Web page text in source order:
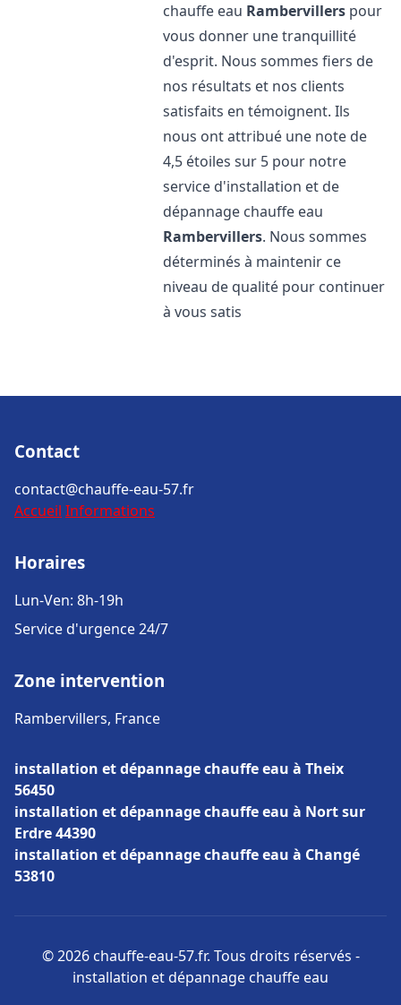
chauffe eau Rambervillers pour
vous donner une tranquillité
d'esprit. Nous sommes fiers de
nos résultats et nos clients
satisfaits en témoignent. Ils
nous ont attribué une note de
4,5 étoiles sur 5 pour notre
service d'installation et de
dépannage chauffe eau
Rambervillers. Nous sommes
déterminés à maintenir ce
niveau de qualité pour continuer
à vous satis
Contact
contact@chauffe-eau-57.fr
Accueil Informations
Horaires
Lun-Ven: 8h-19h
Service d'urgence 24/7
Zone intervention
Rambervillers, France
installation et dépannage chauffe eau à Theix
56450
installation et dépannage chauffe eau à Nort sur
Erdre 44390
installation et dépannage chauffe eau à Changé
53810
© 2026 chauffe-eau-57.fr. Tous droits réservés -
installation et dépannage chauffe eau